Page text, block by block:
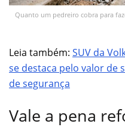
Quanto um pedreiro cobra para
Leia também: SUV da
se destaca pelo valor de
de segurança
Vale a pena